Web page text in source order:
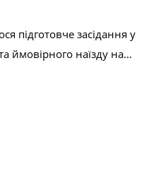
підготовче засідання у
ймовірного наїзду на…